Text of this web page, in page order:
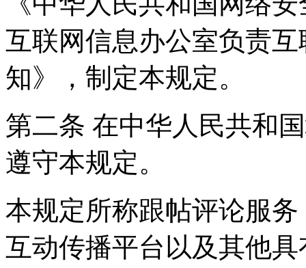
互联网信息办公室负责
知》，制定本规定。
第二条 在中华人民共和
遵守本规定。
本规定所称跟帖评论服
互动传播平台以及其他